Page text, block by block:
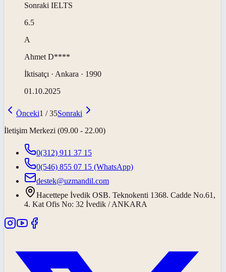
Sonraki IELTS
6.5
A
Ahmet D****
İktisatçı · Ankara · 1990
01.10.2025
Önceki1 /35Sonraki
İletişim Merkezi (09.00 - 22.00)
0(312) 911 37 15
0(546) 855 07 15 (WhatsApp)
destek@uzmandil.com
Hacettepe İvedik OSB. Teknokenti 1368. Cadde No.61,
4. Kat Ofis No: 32 İvedik / ANKARA